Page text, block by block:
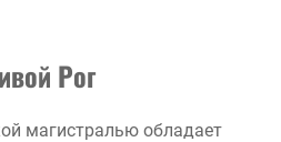
Рог
магистралью обладает